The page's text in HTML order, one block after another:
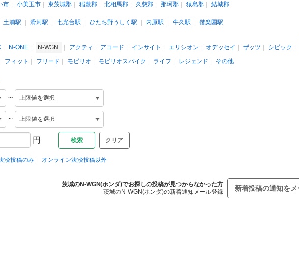
市 小美玉市 東茨城郡 稲敷郡 北相馬郡 久慈郡 那珂郡 猿島郡 結城郡
土浦駅 滑河駅 七光台駅 ひたち野うしく駅 内原駅 牛久駅
偕楽園駅
N-ONE N-WGN アクティ アコード インサイト エリシオン オデッセイ ザッツ シビック
フィット フリード モビリオ モビリオスパイク ライフ レジェンド その他
~
~
円 クリア
済投稿のみ オンライン決済投稿以外
茨城のN-WGN(ホンダ)でお探しの投稿が見つからなかった方
茨城のN-WGN(ホンダ)の新着通知メール登録
新着投稿の通知を